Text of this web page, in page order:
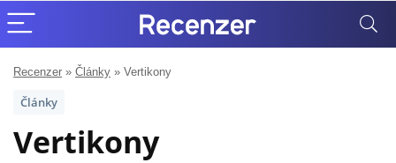
Recenzer » Články » Vertikony
Články
Vertikony